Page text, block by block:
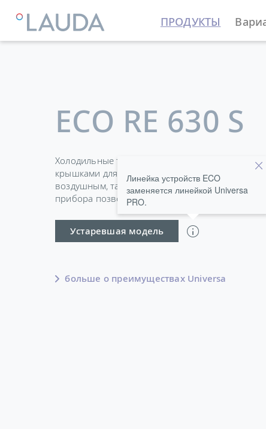
ПРОДУКТЫ
LAUDA Термостатирующие устройства
ECO RE 630 S
Холодильные термостаты в стандартной
крышками для ванн и соединениями для насоса
воздушным, так и с водяным охлаждением.
прибора позволяет легко и безопасно менять
Устаревшая модель
Линейка устройств ECO
заменяется линейкой Universa
PRO.
больше о преимуществах Universa